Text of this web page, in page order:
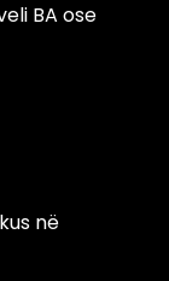
BA ose
në